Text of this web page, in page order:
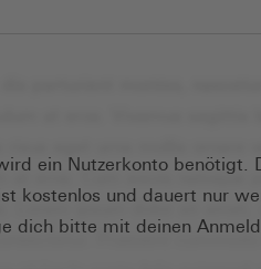
ein Nutzerkonto benötigt.
kostenlos und dauert nur
dich bitte mit deinen